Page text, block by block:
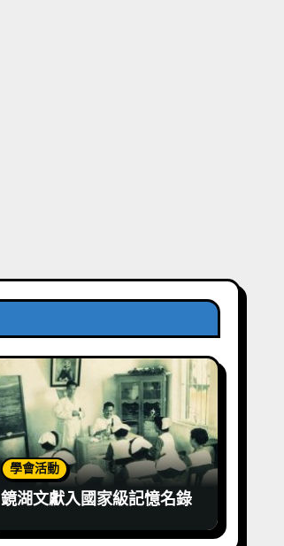
學會活動
鏡湖文獻入國家級記憶名錄